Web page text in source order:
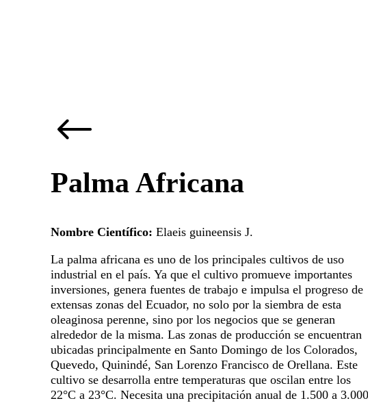
Palma Africana
Nombre Científico: Elaeis guineensis J.
La palma africana es uno de los principales cultivos de uso
industrial en el país. Ya que el cultivo promueve importantes
inversiones, genera fuentes de trabajo e impulsa el progreso de
extensas zonas del Ecuador, no solo por la siembra de esta
oleaginosa perenne, sino por los negocios que se generan
alrededor de la misma. Las zonas de producción se encuentran
ubicadas principalmente en Santo Domingo de los Colorados,
Quevedo, Quinindé, San Lorenzo Francisco de Orellana. Este
cultivo se desarrolla entre temperaturas que oscilan entre los
22°C a 23°C. Necesita una precipitación anual de 1.500 a 3.000